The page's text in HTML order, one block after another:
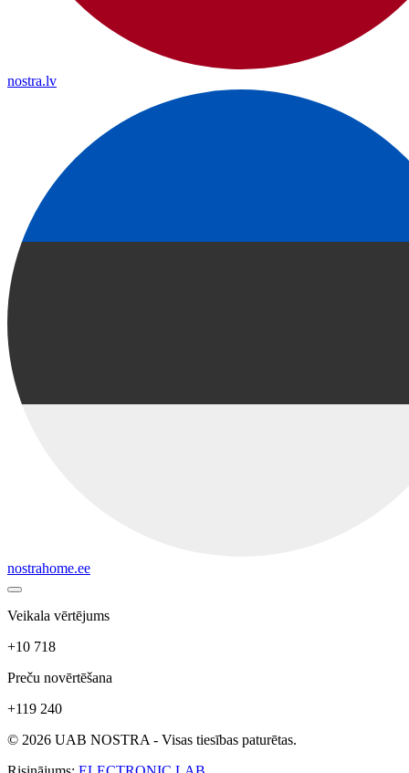
nostra.lv
nostrahome.ee
Veikala vērtējums
+10 718
Preču novērtēšana
+119 240
© 2026 UAB NOSTRA - Visas tiesības paturētas.